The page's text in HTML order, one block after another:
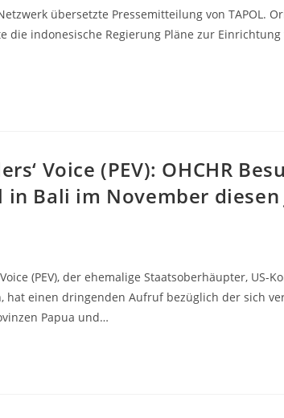
übersetzte Pressemitteilung von TAPOL.
die indonesische Regierung Pläne zur
Voice (PEV): OHCHR
in Bali im November
(PEV), der ehemalige Staatsoberhäupter,
hat einen dringenden Aufruf bezüglich der sich
Papua und…